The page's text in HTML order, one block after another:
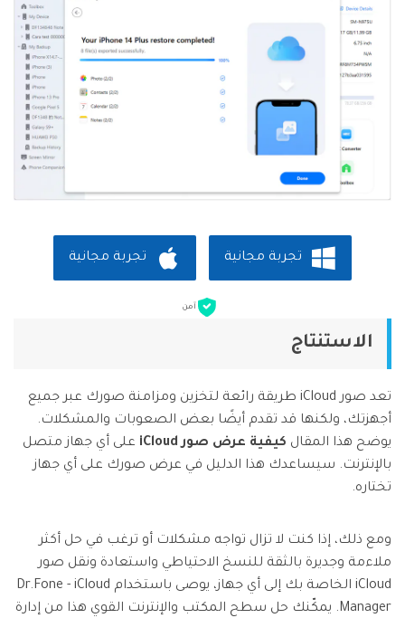
تجربة مجانية تجربة مجانية
آمن
الاستنتاج
تعد صور iCloud طريقة رائعة لتخزين ومزامنة صورك عبر جميع
أجهزتك، ولكنها قد تقدم أيضًا بعض الصعوبات والمشكلات.
يوضح هذا المقال كيفية عرض صور iCloud
على أي جهاز متصل
بالإنترنت. سيساعدك هذا الدليل في عرض صورك على أي جهاز
تختاره.
ومع ذلك، إذا كنت لا تزال تواجه مشكلات أو ترغب في حل أكثر
ملاءمة وجديرة بالثقة للنسخ الاحتياطي واستعادة ونقل صور
iCloud الخاصة بك إلى أي جهاز، يوصى باستخدام Dr.Fone - iCloud
Manager. يمكّنك حل سطح المكتب والإنترنت القوي هذا من إدارة